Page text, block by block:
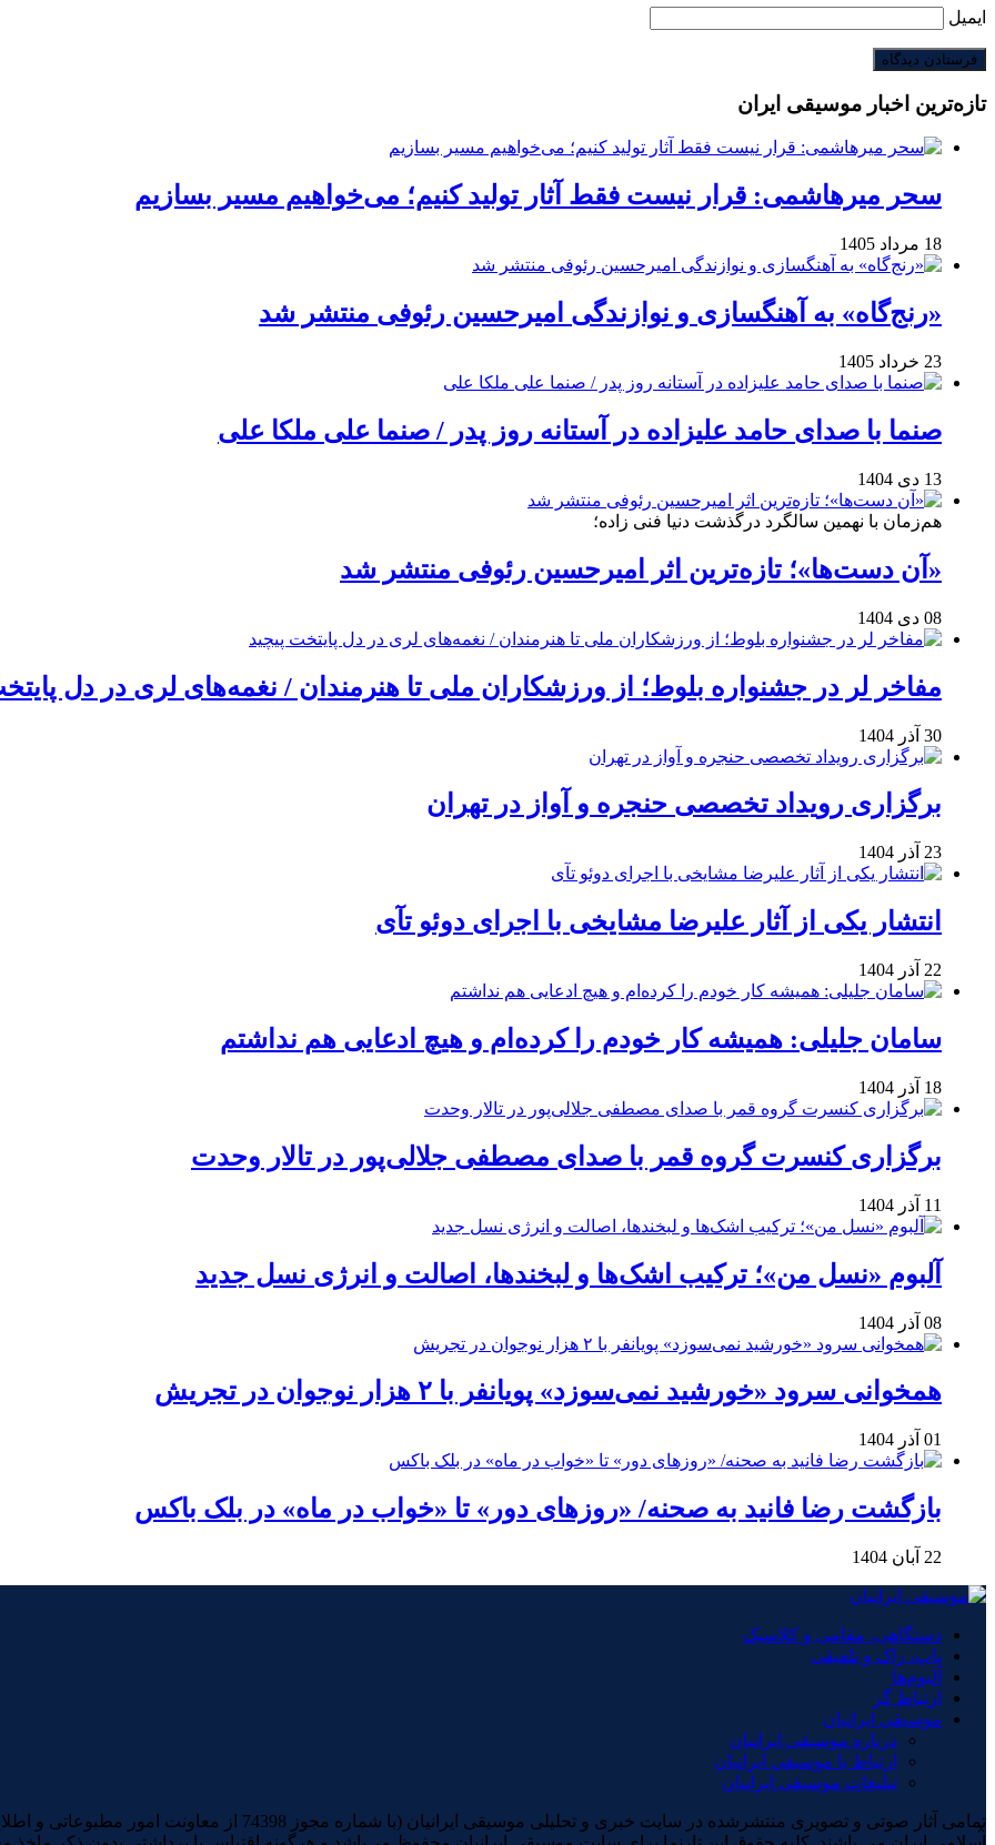
×
ایمیل
تازه‌ترین اخبار موسیقی ایران
سحر میرهاشمی: قرار نیست فقط آثار تولید کنیم؛ می‌خواهیم مسیر بسازیم
18 مرداد 1405
«رنج‌گاه» به آهنگسازی و نوازندگی امیرحسین رئوفی منتشر شد
23 خرداد 1405
صنما با صدای حامد علیزاده در آستانه روز پدر / صنما علی ملکا علی
13 دی 1404
هم‌زمان با نهمین سالگرد درگذشت دنیا فنی زاده؛
«آن دست‌ها»؛ تازه‌ترین اثر امیرحسین رئوفی منتشر شد
08 دی 1404
مفاخر لر در جشنواره بلوط؛ از ورزشکاران ملی تا هنرمندان / نغمه‌های لری در دل
30 آذر 1404
برگزاری رویداد تخصصی حنجره و آواز در تهران
23 آذر 1404
انتشار یکی از آثار علیرضا مشایخی با اجرای دوئو تآی
22 آذر 1404
سامان جلیلی: همیشه کار خودم را کرده‌ام و هیچ ادعایی هم نداشتم
18 آذر 1404
برگزاری کنسرت گروه قمر با صدای مصطفی جلالی‌پور در تالار وحدت
11 آذر 1404
آلبوم «نسل من»؛ ترکیب اشک‌ها و لبخندها، اصالت و انرژی نسل جدید
08 آذر 1404
همخوانی سرود «خورشید نمی‌سوزد» پویانفر با ۲ هزار نوجوان در تجریش
01 آذر 1404
بازگشت رضا فانید به صحنه/ «روزهای دور» تا «خواب در ماه» در بلک باکس
22 آبان 1404
دستگاهی، مقامی و کلاسیک
پاپ، راک و تلفیقی
آلبوم‌ها
ارتباط گر
موسیقی ایرانیان
درباره موسیقی ایرانیان
ارتباط با موسیقی ایرانیان
تبلیغات موسیقی ایرانیان
تمامی آثار صوتی و تصویری منتشرشده در سایت خبری و تحلیلی